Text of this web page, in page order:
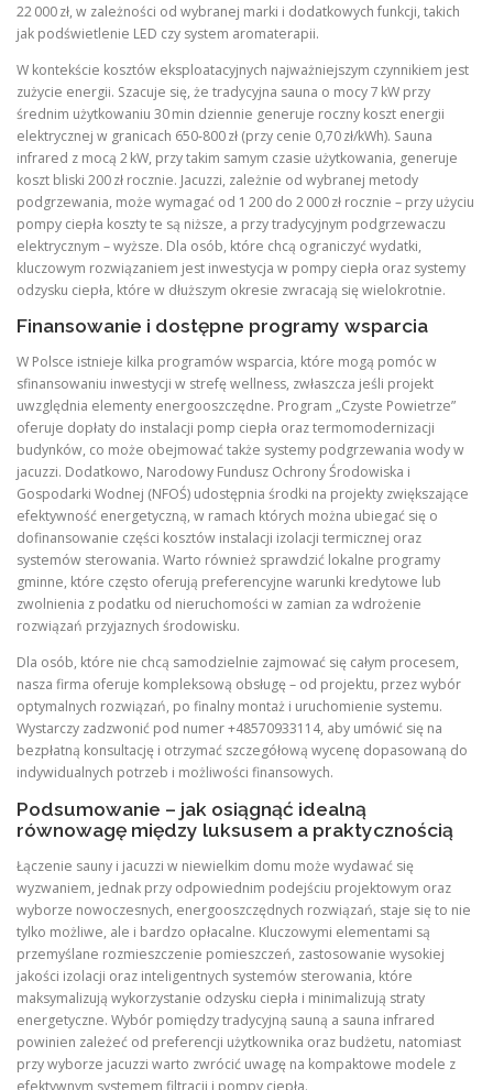
22 000 zł, w zależności od wybranej marki i dodatkowych funkcji, takich
jak podświetlenie LED czy system aromaterapii.
W kontekście kosztów eksploatacyjnych najważniejszym czynnikiem jest
zużycie energii. Szacuje się, że tradycyjna sauna o mocy 7 kW przy
średnim użytkowaniu 30 min dziennie generuje roczny koszt energii
elektrycznej w granicach 650‑800 zł (przy cenie 0,70 zł/kWh). Sauna
infrared z mocą 2 kW, przy takim samym czasie użytkowania, generuje
koszt bliski 200 zł rocznie. Jacuzzi, zależnie od wybranej metody
podgrzewania, może wymagać od 1 200 do 2 000 zł rocznie – przy użyciu
pompy ciepła koszty te są niższe, a przy tradycyjnym podgrzewaczu
elektrycznym – wyższe. Dla osób, które chcą ograniczyć wydatki,
kluczowym rozwiązaniem jest inwestycja w pompy ciepła oraz systemy
odzysku ciepła, które w dłuższym okresie zwracają się wielokrotnie.
Finansowanie i dostępne programy wsparcia
W Polsce istnieje kilka programów wsparcia, które mogą pomóc w
sfinansowaniu inwestycji w strefę wellness, zwłaszcza jeśli projekt
uwzględnia elementy energooszczędne. Program „Czyste Powietrze”
oferuje dopłaty do instalacji pomp ciepła oraz termomodernizacji
budynków, co może obejmować także systemy podgrzewania wody w
jacuzzi. Dodatkowo, Narodowy Fundusz Ochrony Środowiska i
Gospodarki Wodnej (NFOŚ) udostępnia środki na projekty zwiększające
efektywność energetyczną, w ramach których można ubiegać się o
dofinansowanie części kosztów instalacji izolacji termicznej oraz
systemów sterowania. Warto również sprawdzić lokalne programy
gminne, które często oferują preferencyjne warunki kredytowe lub
zwolnienia z podatku od nieruchomości w zamian za wdrożenie
rozwiązań przyjaznych środowisku.
Dla osób, które nie chcą samodzielnie zajmować się całym procesem,
nasza firma oferuje kompleksową obsługę – od projektu, przez wybór
optymalnych rozwiązań, po finalny montaż i uruchomienie systemu.
Wystarczy zadzwonić pod numer +48570933114, aby umówić się na
bezpłatną konsultację i otrzymać szczegółową wycenę dopasowaną do
indywidualnych potrzeb i możliwości finansowych.
Podsumowanie – jak osiągnąć idealną
równowagę między luksusem a praktycznością
Łączenie sauny i jacuzzi w niewielkim domu może wydawać się
wyzwaniem, jednak przy odpowiednim podejściu projektowym oraz
wyborze nowoczesnych, energooszczędnych rozwiązań, staje się to nie
tylko możliwe, ale i bardzo opłacalne. Kluczowymi elementami są
przemyślane rozmieszczenie pomieszczeń, zastosowanie wysokiej
jakości izolacji oraz inteligentnych systemów sterowania, które
maksymalizują wykorzystanie odzysku ciepła i minimalizują straty
energetyczne. Wybór pomiędzy tradycyjną sauną a sauna infrared
powinien zależeć od preferencji użytkownika oraz budżetu, natomiast
przy wyborze jacuzzi warto zwrócić uwagę na kompaktowe modele z
efektywnym systemem filtracji i pompy ciepła.